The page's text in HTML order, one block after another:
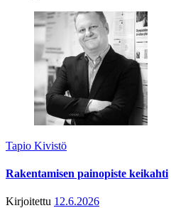
Tapio Kivistö
Rakentamisen painopiste keikahti
Kirjoitettu 12.6.2026